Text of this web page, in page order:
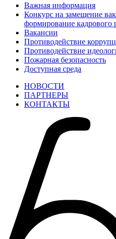
Важная информация
Конкурс на замещение
формирование кадрового
Вакансии
Противодействие
Противодействие
Пожарная безопасность
Доступная среда
НОВОСТИ
ПАРТНЕРЫ
КОНТАКТЫ